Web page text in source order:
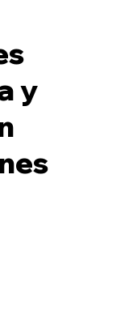
y